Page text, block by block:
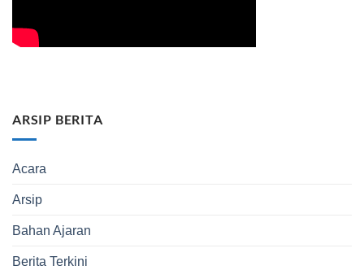
ARSIP BERITA
Acara
Arsip
Bahan Ajaran
Berita Terkini